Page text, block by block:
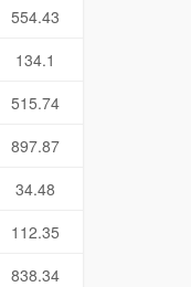
554.43
134.1
515.74
897.87
34.48
112.35
838.34